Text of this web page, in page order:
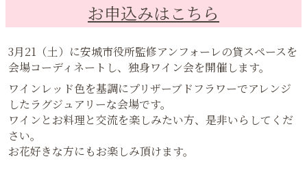
お申込みはこちら
3月21（土）に安城市役所監修アンフォーレの貸スペースを
会場コーディネートし、独身ワイン会を開催します。
ワインレッド色を基調にプリザーブドフラワーでアレンジ
したラグジュアリーな会場です。
ワインとお料理と交流を楽しみたい方、是非いらしてくだ
さい。
お花好きな方にもお楽しみ頂けます。